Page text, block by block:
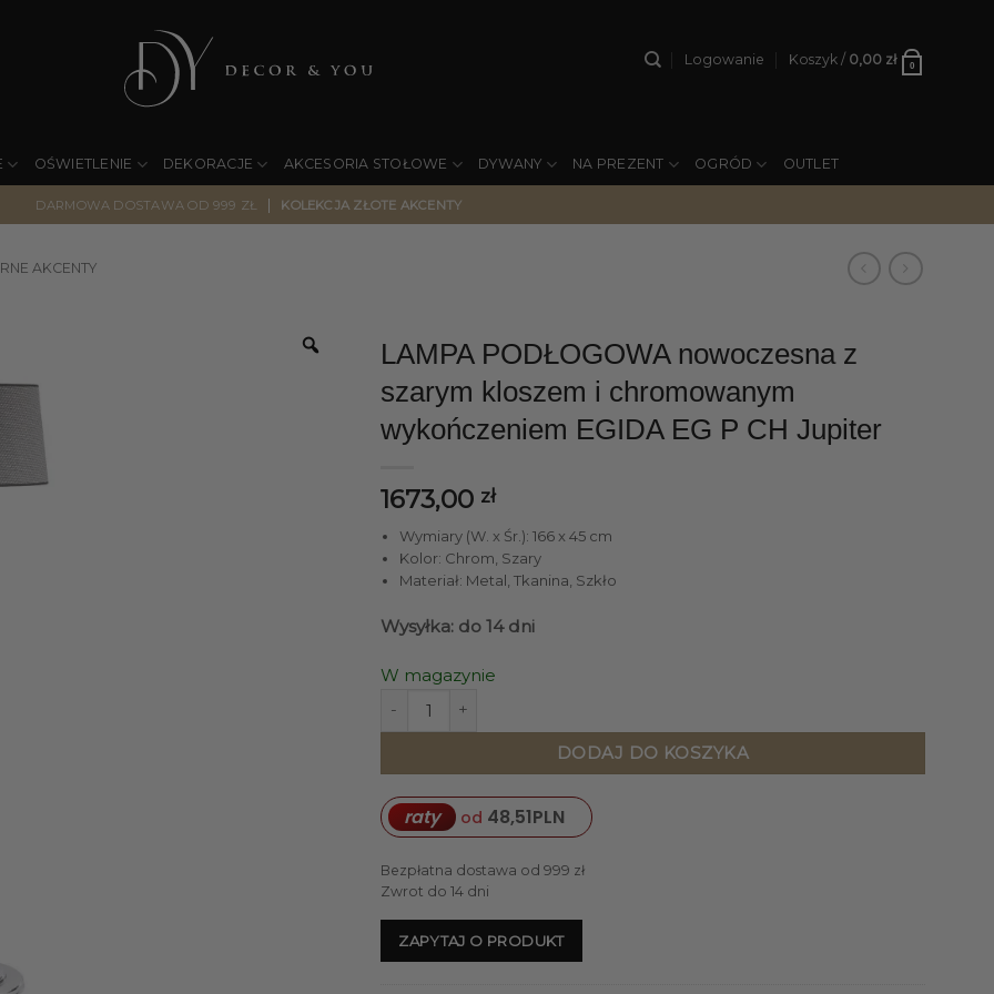
Logowanie Koszyk / 0,00 zł 0
OŚWIETLENIE DEKORACJE AKCESORIA STOŁOWE DYWANY NA PREZENT OGRÓD OUTLET
DARMOWA DOSTAWA OD 999 ZŁ | KOLEKCJA ZŁOTE AKCENTY
AKCENTY
LAMPA PODŁOGOWA nowoczesna z
szarym kloszem i chromowanym
wykończeniem EGIDA EG P CH Jupiter
1673,00 zł
Wymiary (W. x Śr.): 166 x 45 cm
Kolor: Chrom, Szary
Materiał: Metal, Tkanina, Szkło
Wysyłka: do 14 dni
W magazynie
ilość LAMPA PODŁOGOWA nowoczesna z szarym kloszem i chromowanym
DODAJ DO KOSZYKA
raty od 48,51PLN
Bezpłatna dostawa od 999 zł
Zwrot do 14 dni
ZAPYTAJ O PRODUKT